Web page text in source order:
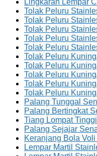
Tolak Peluru
Tolak Peluru
Tolak Peluru
Tolak Peluru
Tolak Peluru
Tolak Peluru
Tolak Peluru
Tolak Peluru
Tolak Peluru
Tolak Peluru
Palang Tunggal
Palang Bertingkat
Tiang Lompat
Palang Sejajar
Keranjang Bola
Lempar Martil